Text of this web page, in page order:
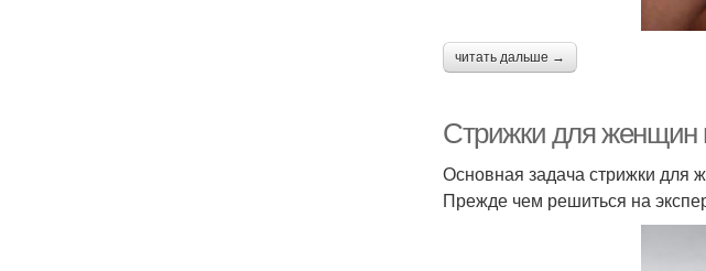
читать дальше →
Стрижки для женщин
Основная задача стрижки для
Прежде чем решиться на